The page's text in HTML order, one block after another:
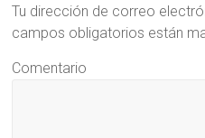
Tu dirección de correo
campos obligatorios están
Comentario